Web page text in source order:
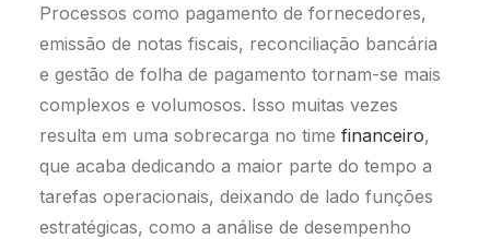
Processos como pagamento de fornecedores,
emissão de notas fiscais, reconciliação bancária
e gestão de folha de pagamento tornam-se mais
complexos e volumosos. Isso muitas vezes
resulta em uma sobrecarga no time financeiro,
que acaba dedicando a maior parte do tempo a
tarefas operacionais, deixando de lado funções
estratégicas, como a análise de desempenho